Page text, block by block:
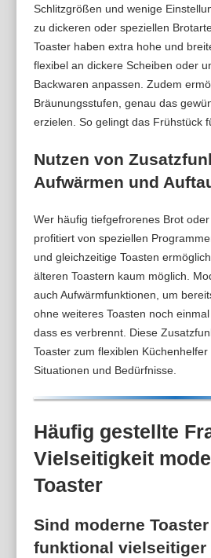
Schlitzgrößen und wenige
zu dickeren oder speziellen
Toaster haben extra hohe und
flexibel an dickere Scheiben oder
Backwaren anpassen. Zudem
Bräunungsstufen, genau das
erzielen. So gelingt das Frühstück
Nutzen von
Aufwärmen und
Wer häufig tiefgefrorenes Brot
profitiert von speziellen
und gleichzeitige Toasten
älteren Toastern kaum möglich.
auch Aufwärmfunktionen, um
ohne weiteres Toasten noch
dass es verbrennt. Diese
Toaster zum flexiblen
Situationen und Bedürfnisse.
Häufig gestellte
Vielseitigkeit
Toaster
Sind moderne
funktional vielseitiger